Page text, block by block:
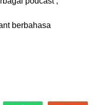
berbahasa